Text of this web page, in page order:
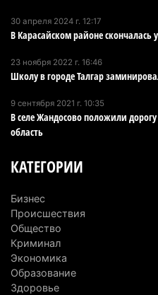
Пожар в Аксайском
полностью ликвидирован
Минэкологии
в Алматинской области
5 августа 2026 г. 17:06
мировом рейтинге
Казахстан может начать
топлива для самолетов:
запустят в Алатау
5 августа 2026 г. 12:32
30 апреля 2024 г. 12:17
В Карасайском районе скончалась
23 ноября 2022 г. 16:46
Школу в городе Талгар
9 сентября 2021 г. 10:35
В селе Жандосово положили
область
КАТЕГОРИИ
Бизнес
Происшествия
Общество
Криминал
Экономика
Образование
Здоровье